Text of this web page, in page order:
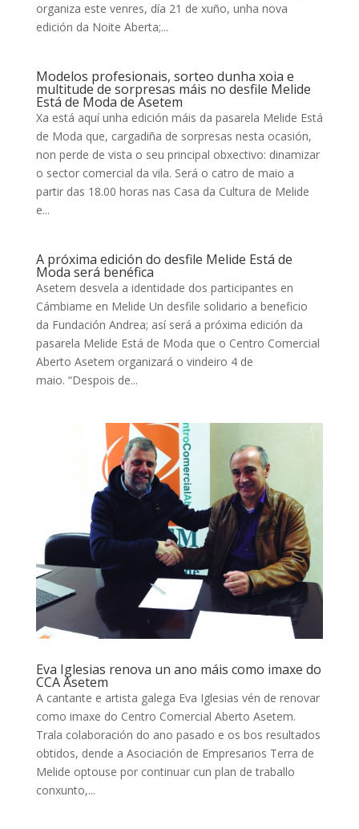
organiza este venres, día 21 de xuño, unha nova
edición da Noite Aberta;...
Modelos profesionais, sorteo dunha xoia e
multitude de sorpresas máis no desfile Melide
Está de Moda de Asetem
Xa está aquí unha edición máis da pasarela Melide Está
de Moda que, cargadiña de sorpresas nesta ocasión,
non perde de vista o seu principal obxectivo: dinamizar
o sector comercial da vila. Será o catro de maio a
partir das 18.00 horas nas Casa da Cultura de Melide
e...
A próxima edición do desfile Melide Está de
Moda será benéfica
Asetem desvela a identidade dos participantes en
Cámbiame en Melide Un desfile solidario a beneficio
da Fundación Andrea; así será a próxima edición da
pasarela Melide Está de Moda que o Centro Comercial
Aberto Asetem organizará o vindeiro 4 de
maio. “Despois de...
Eva Iglesias renova un ano máis como imaxe do
CCA Asetem
A cantante e artista galega Eva Iglesias vén de renovar
como imaxe do Centro Comercial Aberto Asetem.
Trala colaboración do ano pasado e os bos resultados
obtidos, dende a Asociación de Empresarios Terra de
Melide optouse por continuar cun plan de traballo
conxunto,...